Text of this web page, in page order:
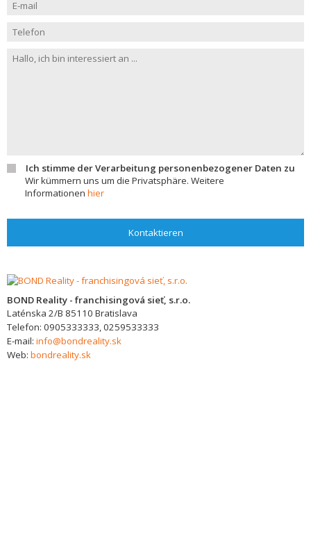
Ich stimme der Verarbeitung personenbezogener Daten zu
Wir kümmern uns um die Privatsphäre. Weitere
Informationen hier
Kontaktieren
BOND Reality - franchisingová sieť, s.r.o.
Laténska 2/B 85110 Bratislava
Telefon: 0905333333, 0259533333
E-mail: info@bondreality.sk
Web: bondreality.sk